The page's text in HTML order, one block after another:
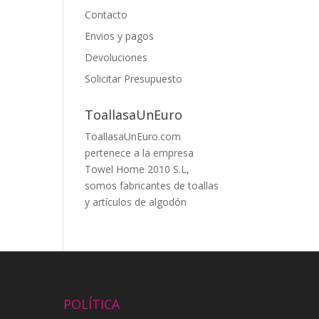
Contacto
Envios y pagos
Devoluciones
Solicitar Presupuesto
ToallasaUnEuro
ToallasaUnEuro.com
pertenece a la empresa
Towel Home 2010 S.L,
somos fabricantes de toallas
y artículos de algodón
POLÍTICA